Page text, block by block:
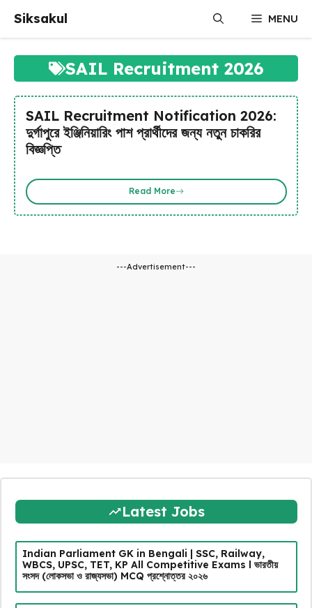
content
Siksakul MENU
SAIL Recruitment 2026
SAIL Recruitment Notification 2026:
দুর্গাপুরে ইঞ্জিনিয়ারিং পাশ প্রার্থীদের জন্য নতুন চাকরির
বিজ্ঞপ্তি
Read More
---Advertisement---
Latest Jobs
Indian Parliament GK in Bengali | SSC, Railway,
WBCS, UPSC, TET, KP All Competitive Exams l ভারতীয়
সংসদ (লোকসভা ও রাজ্যসভা) MCQ প্রশ্নোত্তর ২০২৬